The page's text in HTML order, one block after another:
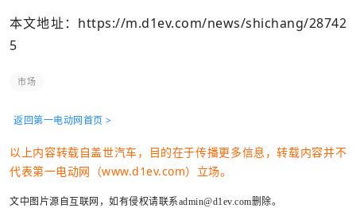
本文地址： https://m.d1ev.com/news/shichang/28742
5
市场
返回第一电动网首页 >
以上内容转载自盖世汽车，目的在于传播更多信息，转载内容并不
代表第一电动网（www.d1ev.com）立场。
文中图片源自互联网，如有侵权请联系admin@d1ev.com删除。